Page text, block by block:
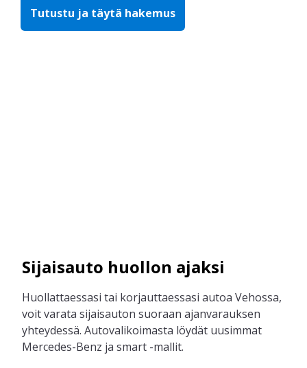
Tutustu ja täytä hakemus
Sijaisauto huollon ajaksi
Huollattaessasi tai korjauttaessasi autoa Vehossa,
voit varata sijaisauton suoraan ajanvarauksen
yhteydessä. Autovalikoimasta löydät uusimmat
Mercedes-Benz ja smart -mallit.